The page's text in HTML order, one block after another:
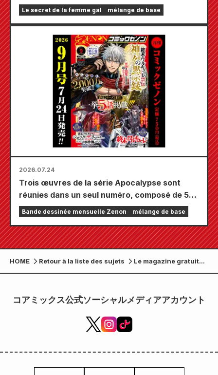
limitée comprenant un tapis de jeu spécial
orné d'une magnifique illustration de Fuyuki
Secret of the Gal Bride » sortira le 20
Le secret de la femme gal mélange de base
2026.07.24
Trois œuvres de la série Apocalypse sont
réunies dans un seul numéro, composé de 5
chapitres ! Le numéro de septembre 2026 de
« Monthly Comic Zenon » sera disponible le
24 juillet !
Bande dessinée mensuelle Zenon mélange de base
HOME Retour à la liste des sujets
Le magazine gratuit
« Pomodoro » publie
personnages
コアミックス公式ソーシャルメディアアカウント